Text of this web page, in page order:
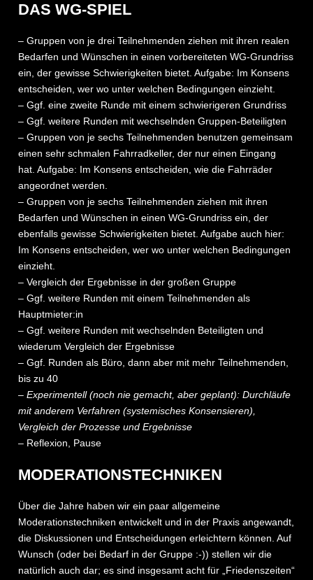
DAS WG-SPIEL
– Gruppen von je drei Teilnehmenden ziehen mit ihren realen
Bedarfen und Wünschen in einen vorbereiteten WG-Grundriss
ein, der gewisse Schwierigkeiten bietet. Aufgabe: Im Konsens
entscheiden, wer wo unter welchen Bedingungen einzieht.
– Ggf. eine zweite Runde mit einem schwierigeren Grundriss
– Ggf. weitere Runden mit wechselnden Gruppen-Beteiligten
– Gruppen von je sechs Teilnehmenden benutzen gemeinsam
einen sehr schmalen Fahrradkeller, der nur einen Eingang
hat. Aufgabe: Im Konsens entscheiden, wie die Fahrräder
angeordnet werden.
– Gruppen von je sechs Teilnehmenden ziehen mit ihren
Bedarfen und Wünschen in einen WG-Grundriss ein, der
ebenfalls gewisse Schwierigkeiten bietet. Aufgabe auch hier:
Im Konsens entscheiden, wer wo unter welchen Bedingungen
einzieht.
– Vergleich der Ergebnisse in der großen Gruppe
– Ggf. weitere Runden mit einem Teilnehmenden als
Hauptmieter:in
– Ggf. weitere Runden mit wechselnden Beteiligten und
wiederum Vergleich der Ergebnisse
– Ggf. Runden als Büro, dann aber mit mehr Teilnehmenden,
bis zu 40
– Experimentell (noch nie gemacht, aber geplant): Durchläufe
mit anderem Verfahren (systemisches Konsensieren),
Vergleich der Prozesse und Ergebnisse
– Reflexion, Pause
MODERATIONSTECHNIKEN
Über die Jahre haben wir ein paar allgemeine
Moderationstechniken entwickelt und in der Praxis angewandt,
die Diskussionen und Entscheidungen erleichtern können. Auf
Wunsch (oder bei Bedarf in der Gruppe :-)) stellen wir die
natürlich auch dar; es sind insgesamt acht für „Friedenszeiten“